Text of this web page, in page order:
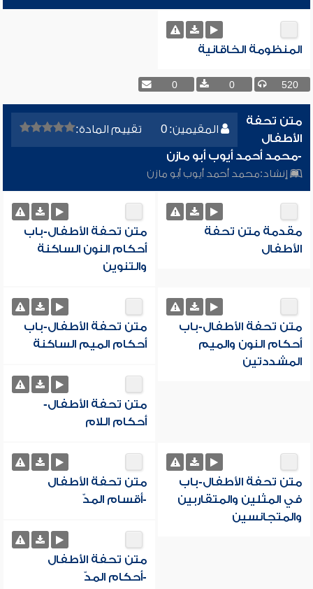
المنظومة الخاقانية
520
0
0
المقيمين: 0 تقييم المادة:
متن تحفة
الأطفال
-محمد أحمد أيوب أبو مازن
إنشاد:محمد أحمد أيوب أبو مازن
مقدمة متن تحفة
الأطفال
متن تحفة الأطفال-باب
أحكام النون الساكنة
والتنوين
متن تحفة الأطفال-باب
أحكام النون والميم
المشددتين
متن تحفة الأطفال-باب
أحكام الميم الساكنة
متن تحفة الأطفال-
أحكام اللام
متن تحفة الأطفال-باب
في المثلين والمتقاربين
والمتجانسين
متن تحفة الأطفال
-أقسام المدّ
متن تحفة الأطفال
-أحكام المدّ